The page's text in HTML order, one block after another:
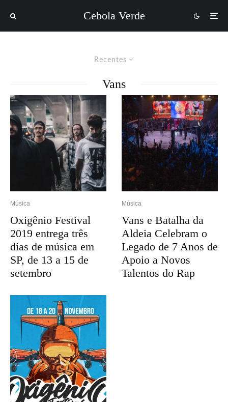
Cebola Verde
Recentes
Vans
Música
Oxigênio Festival
2019 entrega três
dias de música em
SP, de 13 a 15 de
setembro
Música
Vans e Batalha da
Aldeia Celebram o
Legado de 7 Anos de
Apoio a Novos
Talentos do Rap